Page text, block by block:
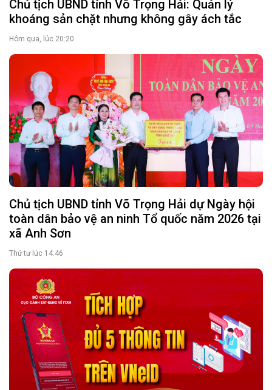
Chủ tịch UBND tỉnh Võ Trọng Hải: Quản lý
khoáng sản chặt nhưng không gây ách tắc
Hôm qua, lúc 20:20
Chủ tịch UBND tỉnh Võ Trọng Hải dự Ngày hội
toàn dân bảo vệ an ninh Tổ quốc năm 2026 tại
xã Anh Sơn
Thứ tư lúc 14:46